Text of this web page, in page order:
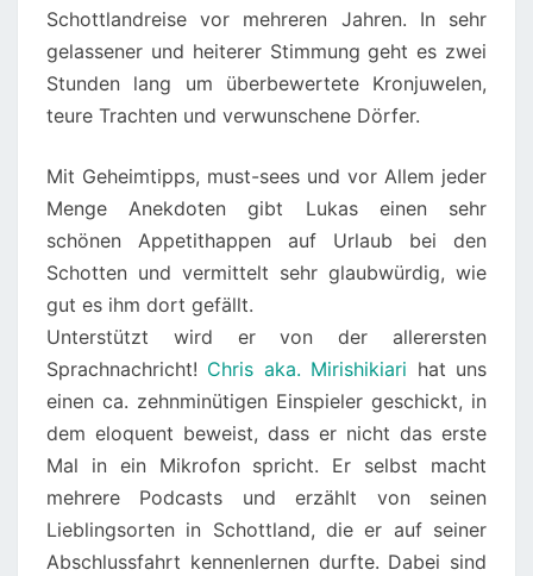
Schottlandreise vor mehreren Jahren. In sehr
gelassener und heiterer Stimmung geht es zwei
Stunden lang um überbewertete Kronjuwelen,
teure Trachten und verwunschene Dörfer.
Mit Geheimtipps, must-sees und vor Allem jeder
Menge Anekdoten gibt Lukas einen sehr
schönen Appetithappen auf Urlaub bei den
Schotten und vermittelt sehr glaubwürdig, wie
gut es ihm dort gefällt.
Unterstützt wird er von der allerersten
Sprachnachricht! Chris aka. Mirishikiari hat uns
einen ca. zehnminütigen Einspieler geschickt, in
dem eloquent beweist, dass er nicht das erste
Mal in ein Mikrofon spricht. Er selbst macht
mehrere Podcasts und erzählt von seinen
Lieblingsorten in Schottland, die er auf seiner
Abschlussfahrt kennenlernen durfte. Dabei sind